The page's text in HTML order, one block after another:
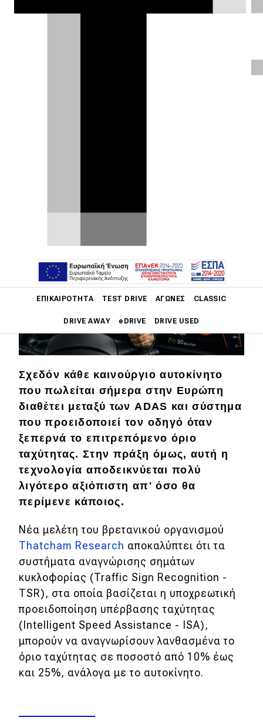
ΕΠΙΚΑΙΡΌΤΗΤΑ TEST DRIVE ΑΓΏΝΕΣ CLASSIC
DRIVE AWAY eDRIVE DRIVE USED
Main navigation
Νέα μοντέλα
Πρωτότυπα
Ελλάδα
Κόσμος
Τεχνολογία
Ασφάλεια
Αγορά
Απόψεις
Test Drive
Δοκιμή
Αποστολή
Συγκρίνουμε
Σχεδόν κάθε καινούργιο αυτοκίνητο
που πωλείται σήμερα στην Ευρώπη
διαθέτει μεταξύ των ADAS και σύστημα
που προειδοποιεί τον οδηγό όταν
ξεπερνά το επιτρεπόμενο όριο
ταχύτητας. Στην πράξη όμως, αυτή η
τεχνολογία αποδεικνύεται πολύ
λιγότερο αξιόπιστη απ' όσο θα
περίμενε κάποιος.
Νέα μελέτη του βρετανικού οργανισμού
Thatcham Research αποκαλύπτει ότι τα
συστήματα αναγνώρισης σημάτων
κυκλοφορίας (Traffic Sign Recognition -
TSR), στα οποία βασίζεται η υποχρεωτική
προειδοποίηση υπέρβασης ταχύτητας
(Intelligent Speed Assistance - ISA),
μπορούν να αναγνωρίσουν λανθασμένα το
όριο ταχύτητας σε ποσοστό από 10% έως
και 25%, ανάλογα με το αυτοκίνητο.